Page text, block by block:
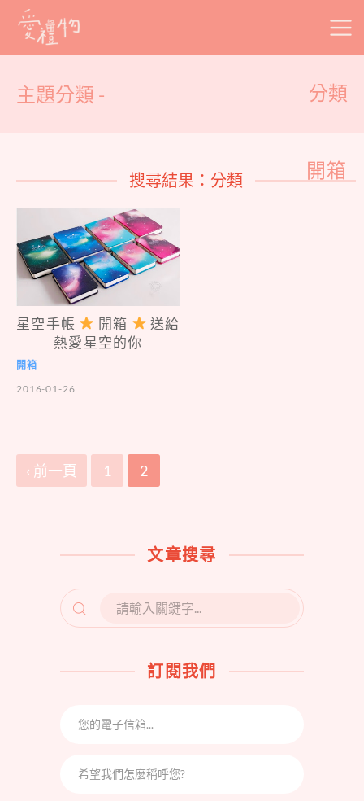
Skip
主題分類 - 分類
開箱
搜尋結果：分類
星空手帳 開箱
送給
熱愛星空的你
開箱
2016-01-26
‹ 前一頁 1 2
文章搜尋
SEARCH
FOR:
訂閱我們